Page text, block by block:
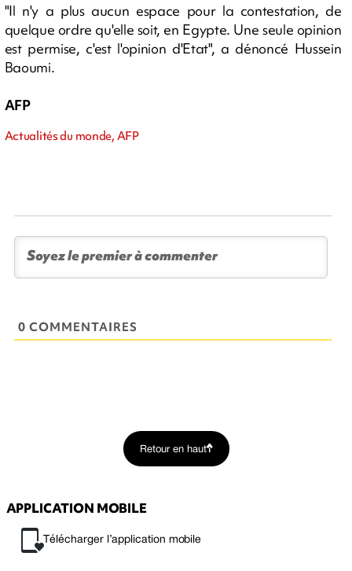
"Il n'y a plus aucun espace pour la contestation, de
quelque ordre qu'elle soit, en Egypte. Une seule opinion
est permise, c'est l'opinion d'Etat", a dénoncé Hussein
Baoumi.
AFP
Actualités du monde, AFP
0 COMMENTAIRES
Retour en haut
APPLICATION MOBILE
Télécharger l’application mobile